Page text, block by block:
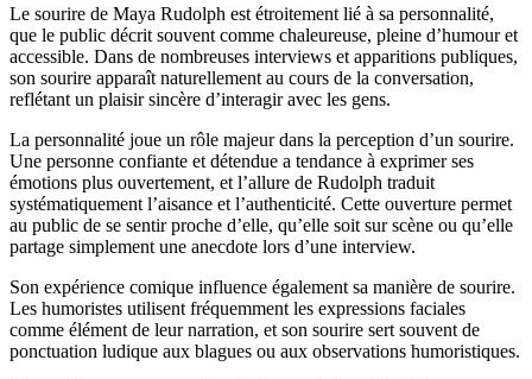
Le sourire de Maya Rudolph est étroitement lié à sa personnalité,
que le public décrit souvent comme chaleureuse, pleine d’humour et
accessible. Dans de nombreuses interviews et apparitions publiques,
son sourire apparaît naturellement au cours de la conversation,
reflétant un plaisir sincère d’interagir avec les gens.
La personnalité joue un rôle majeur dans la perception d’un sourire.
Une personne confiante et détendue a tendance à exprimer ses
émotions plus ouvertement, et l’allure de Rudolph traduit
systématiquement l’aisance et l’authenticité. Cette ouverture permet
au public de se sentir proche d’elle, qu’elle soit sur scène ou qu’elle
partage simplement une anecdote lors d’une interview.
Son expérience comique influence également sa manière de sourire.
Les humoristes utilisent fréquemment les expressions faciales
comme élément de leur narration, et son sourire sert souvent de
ponctuation ludique aux blagues ou aux observations humoristiques.